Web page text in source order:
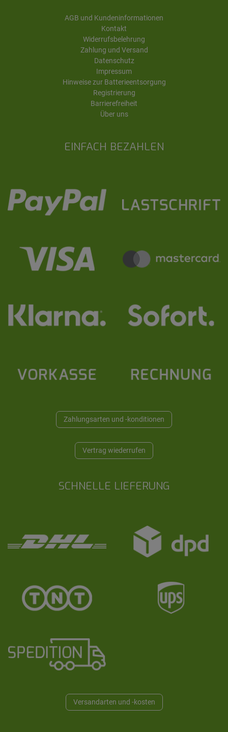
EINFACH BEZAHLEN
Zahlungsarten und -konditionen
Vertrag wiederrufen
SCHNELLE LIEFERUNG
Versandarten und -kosten
AGB und Kundeninformationen
Kontakt
Widerrufsbelehrung
Zahlung und Versand
Datenschutz
Impressum
Hinweise zur Batterieentsorgung
Registrierung
Barrierefreiheit
Über uns